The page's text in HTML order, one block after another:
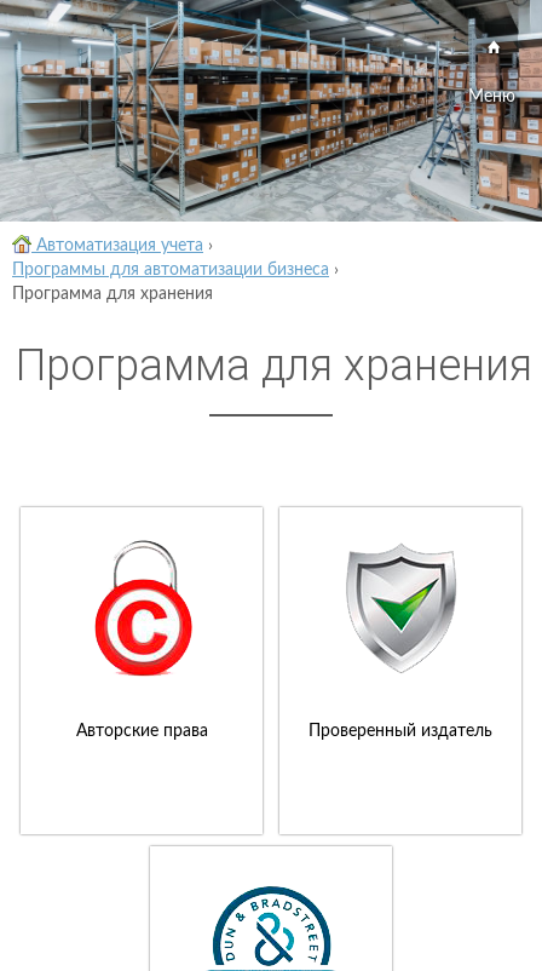
Меню
Автоматизация учета ›
Программы для автоматизации бизнеса ›
Программа для хранения
Программа для хранения
Авторские права Проверенный издатель